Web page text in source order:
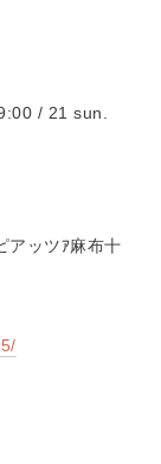
/ 21 sun.
アッツｱ麻布十